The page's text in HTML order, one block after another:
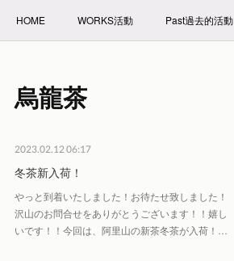
HOME WORKS活動 Past過去的活動
烏龍茶
2023.02.12 06:17
冬茶新入荷！
やっと到着いたしました！お待たせ致しました！
沢山のお問合せをありがとうございます！！嬉し
いです！！今回は、阿里山の新茶冬茶が入荷！…